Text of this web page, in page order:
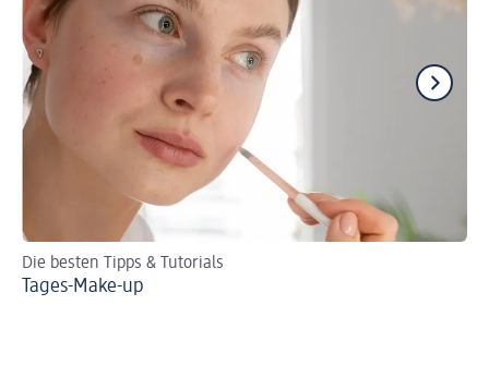
Die besten Tipps & Tutorials
Tages-Make-up